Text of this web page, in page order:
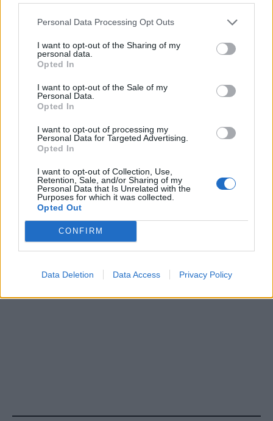
Personal Data Processing Opt Outs
I want to opt-out of the Sharing of my
personal data.
Opted In
I want to opt-out of the Sale of my
Personal Data.
Opted In
I want to opt-out of processing my
Personal Data for Targeted Advertising.
Opted In
I want to opt-out of Collection, Use,
Retention, Sale, and/or Sharing of my
Personal Data that Is Unrelated with the
Purposes for which it was collected.
Opted Out
CONFIRM
Data Deletion Data Access Privacy Policy
τα όπλα μας στη μάχη κατά της φοροδιαφυγής και